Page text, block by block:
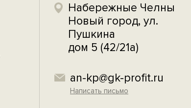
Набережные Челны
Новый город, ул.
Пушкина
дом 5 (42/21а)
an-kp@gk-profit.ru
Написать письмо